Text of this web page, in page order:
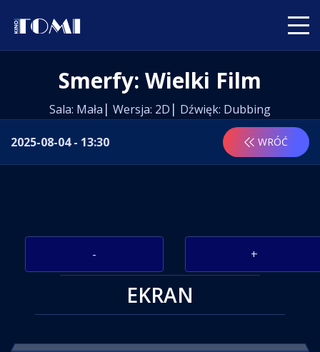
Smerfy: Wielki Film
Sala: Mała Wersja: 2D Dźwięk: Dubbing
WRÓĆ
2025-08-04 - 13:30
- +
EKRAN